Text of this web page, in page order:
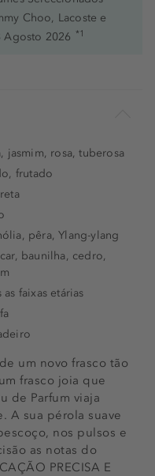
Choo, Lacoste e
Agosto 2026 *1
um novo frasco tão
frasco joia que
de Parfum viaja
A sua pérola suave
nos pulsos e
as notas do
PRECISA E
jasmim, rosa, tuberosa
frutado
pêra, Ylang-ylang
baunilha, cedro,
as faixas etárias